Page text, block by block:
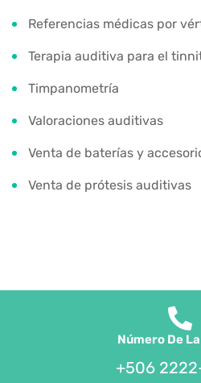
Referencias médicas por
Terapia auditiva para el
Timpanometría
Valoraciones auditivas
Venta de baterías y
Venta de prótesis auditivas
Número De
+506